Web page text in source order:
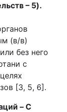
– 5).
(в/в)
без него
с
[3, 5, 6].
– C